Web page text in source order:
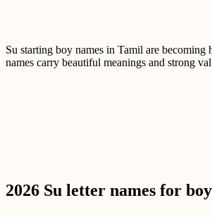
Su starting boy names in Tamil are
names carry beautiful meanings and strong
2026 Su letter names for